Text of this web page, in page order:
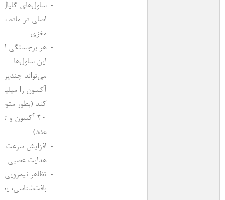
سلول‌های گلیال
اصلی در ماده
مغزی
هر برجستگی از
این سلول‌ها
می‌تواند چندین
آکسون را
کند (بطور
عدد)
افزایش سرعت
هدایت عصبی
تظاهر نیمرویی
بافت‌شناسی،